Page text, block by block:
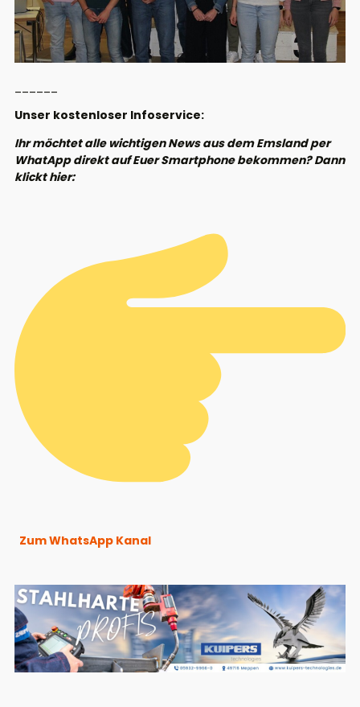
Unser kostenloser Infoservice:
Ihr möchtet alle wichtigen News aus dem Emsland per
WhatApp direkt auf Euer Smartphone bekommen? Dann
klickt hier:
Zum WhatsApp Kanal